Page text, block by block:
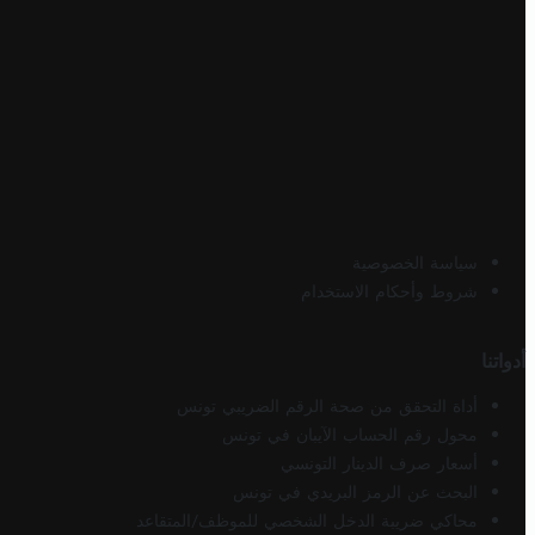
سياسة الخصوصية
شروط وأحكام الاستخدام
أدواتنا
أداة التحقق من صحة الرقم الضريبي تونس
محول رقم الحساب الآيبان في تونس
أسعار صرف الدينار التونسي
البحث عن الرمز البريدي في تونس
محاكي ضريبة الدخل الشخصي للموظف/المتقاعد